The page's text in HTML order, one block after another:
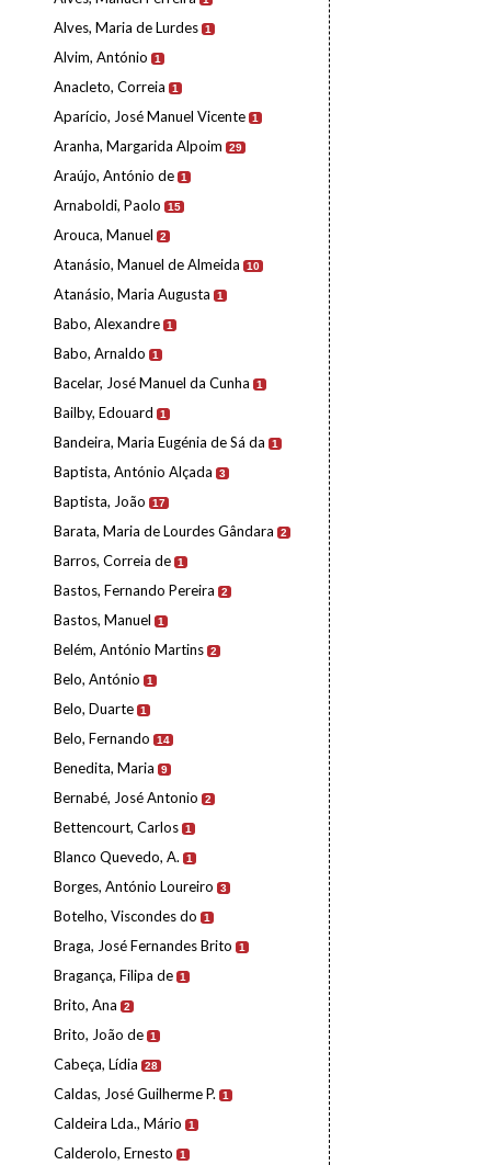
Alves, Maria de Lurdes 1
Alvim, António 1
Anacleto, Correia 1
Aparício, José Manuel Vicente 1
Aranha, Margarida Alpoim 29
Araújo, António de 1
Arnaboldi, Paolo 15
Arouca, Manuel 2
Atanásio, Manuel de Almeida 10
Atanásio, Maria Augusta 1
Babo, Alexandre 1
Babo, Arnaldo 1
Bacelar, José Manuel da Cunha 1
Bailby, Edouard 1
Bandeira, Maria Eugénia de Sá da 1
Baptista, António Alçada 3
Baptista, João 17
Barata, Maria de Lourdes Gândara 2
Barros, Correia de 1
Bastos, Fernando Pereira 2
Bastos, Manuel 1
Belém, António Martins 2
Belo, António 1
Belo, Duarte 1
Belo, Fernando 14
Benedita, Maria 9
Bernabé, José Antonio 2
Bettencourt, Carlos 1
Blanco Quevedo, A. 1
Borges, António Loureiro 3
Botelho, Viscondes do 1
Braga, José Fernandes Brito 1
Bragança, Filipa de 1
Brito, Ana 2
Brito, João de 1
Cabeça, Lídia 28
Caldas, José Guilherme P. 1
Caldeira Lda., Mário 1
Calderolo, Ernesto 1